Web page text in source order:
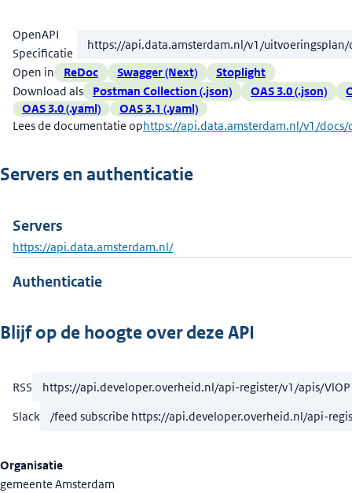
Organisatie
gemeente Amsterdam
OpenAPI
Specificatie
Open in
ReDoc Swagger (Next)
Stoplight
Download als
Postman Collection (.json) OAS 3.0 (.json)
OAS 3.0 (.yaml)
OAS 3.1 (.yaml)
Lees de documentatie ophttps://api.data.amsterdam.nl/v1/
Servers en authenticatie
Servers
https://api.data.amsterdam.nl/
Authenticatie
Blijf op de hoogte over deze API
RSS
Slack